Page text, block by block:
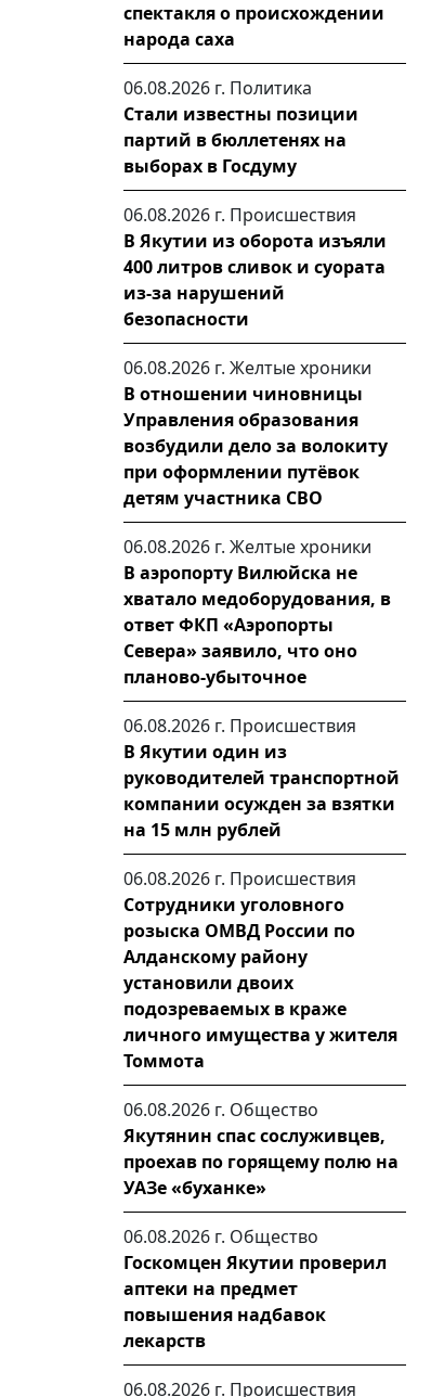
спектакля о происхождении
народа саха
06.08.2026 г. Политика
Стали известны позиции
партий в бюллетенях на
выборах в Госдуму
06.08.2026 г. Происшествия
В Якутии из оборота изъяли
400 литров сливок и суората
из-за нарушений
безопасности
06.08.2026 г. Желтые хроники
В отношении чиновницы
Управления образования
возбудили дело за волокиту
при оформлении путёвок
детям участника СВО
06.08.2026 г. Желтые хроники
В аэропорту Вилюйска не
хватало медоборудования, в
ответ ФКП «Аэропорты
Севера» заявило, что оно
планово-убыточное
06.08.2026 г. Происшествия
В Якутии один из
руководителей транспортной
компании осужден за взятки
на 15 млн рублей
06.08.2026 г. Происшествия
Сотрудники уголовного
розыска ОМВД России по
Алданскому району
установили двоих
подозреваемых в краже
личного имущества у жителя
Томмота
06.08.2026 г. Общество
Якутянин спас сослуживцев,
проехав по горящему полю на
УАЗе «буханке»
06.08.2026 г. Общество
Госкомцен Якутии проверил
аптеки на предмет
повышения надбавок
лекарств
06.08.2026 г. Происшествия